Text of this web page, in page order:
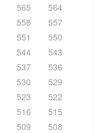
565
564
558
557
551
550
544
543
537
536
530
529
523
522
516
515
509
508